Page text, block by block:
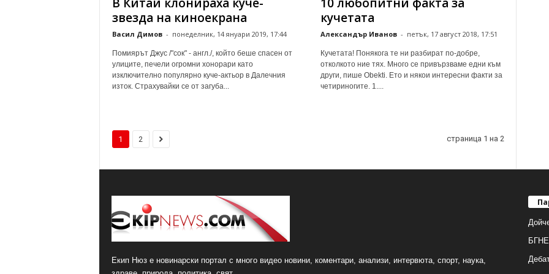
звезда на киноекрана
Васил Димов - понеделник, 14 януари 2019, 17:44
Помиярът Джус /"сок" - англ./, който беше спасен от
улиците, печели огромни хонорари като
изключително популярно куче-актьор в Далечния
изток. Страхувайки се от загуба...
кучетата
Александър Иванов - петък, 17 август 2018, 17:51
Кучетата! Понякога те ни разбират по-добре,
отколкото ние тях. Много се привързваме едни към
други, пише Obekti. Ето и някои интересни факти за
четириногите. 1....
1 2 страница 1 на 2
Екип Нюз е новинарски портал с много видео новини, коментари, анализи, интервюта, спорт, наука,